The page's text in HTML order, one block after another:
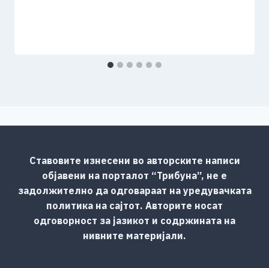
Ставовите изнесени во авторските написи
објавени на порталот “Трибуна”, не е
задолжително да одговараат на уредувачката
политика на сајтот. Авторите носат
одговорност за јазикот и содржината на
нивните материјали.